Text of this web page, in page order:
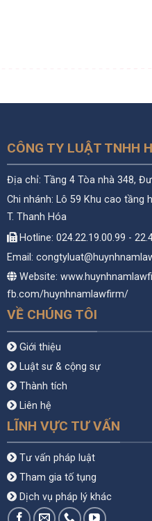
CÔNG TY LUẬT TNHH
Địa chỉ: Tầng 4 Tòa nhà 348,
Chi nhánh: Lô 59 Khu cao tầng
T. Thanh Hóa
Hotline: 024.22.19.00.99 -
Email:
Website:
fb.com/huynhnamlawfirm/
VỀ CHÚNG TÔI
Giới thiệu
Luật sư & cộng sự
Thành tích
Liên hệ
LĨNH VỰC TƯ VẤN
Tư vấn pháp luật
Tham gia tố tụng
Dịch vụ pháp lý khác